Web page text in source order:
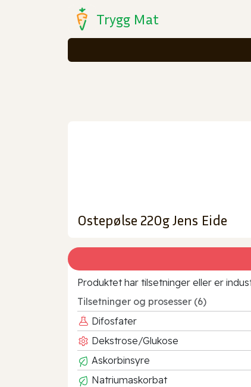
Trygg Mat
Ostepølse 220g Jens Eide
Produktet har tilsetninger eller er
Tilsetninger og prosesser (6)
Difosfater
Dekstrose/Glukose
Askorbinsyre
Natriumaskorbat